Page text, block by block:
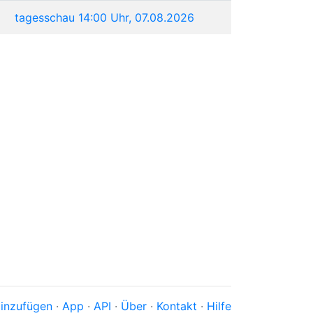
tagesschau 14:00 Uhr, 07.08.2026
· App · API · Über · Kontakt · Hilfe